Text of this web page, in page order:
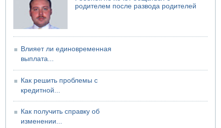
родителем после развода родителей
Влияет ли единовременная
выплата...
Как решить проблемы с
кредитной...
Как получить справку об
изменении...